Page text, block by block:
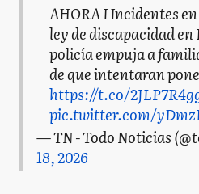
AHORA I Incidentes
ley de discapacidad
policía empuja a
de que intentaran
https://t.co/
pic.twitter.com/
— TN - Todo Noticias
18, 2026